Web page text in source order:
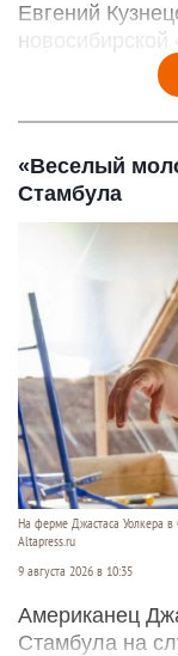
Евгений
новосибирской
«Веселый
Стамбула
На ферме Джастаса Уолкера
Altapress.ru
9 августа 2026 в 10:35
Американец
Стамбула на